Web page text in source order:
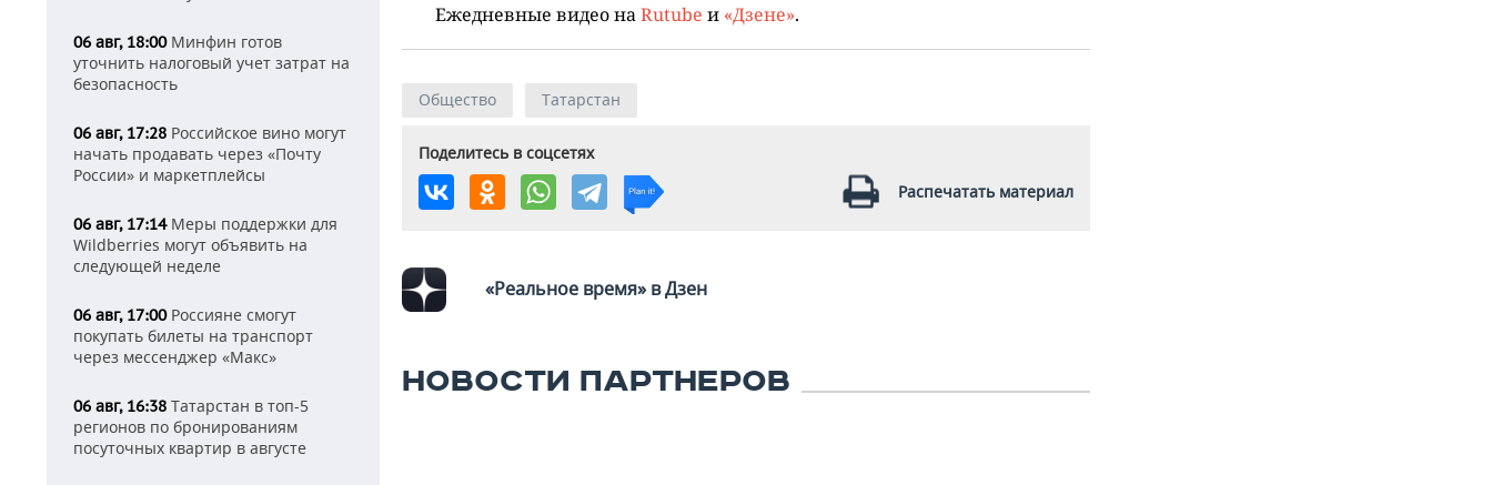
06 авг, 18:00Минфин готов
уточнить налоговый учет затрат на
безопасность
06 авг, 17:28 Российское вино могут
начать продавать через «Почту
России» и маркетплейсы
06 авг, 17:14Меры поддержки для
Wildberries могут объявить на
следующей неделе
06 авг, 17:00Россияне смогут
покупать билеты на транспорт
через мессенджер «Макс»
06 авг, 16:38 Татарстан в топ-5
регионов по бронированиям
посуточных квартир в августе
Ежедневные видео наRutube и «Дзене».
Общество Татарстан
Поделитесь в соцсетях
Распечатать материал
«Реальное время» в Дзен
НОВОСТИ ПАРТНЕРОВ